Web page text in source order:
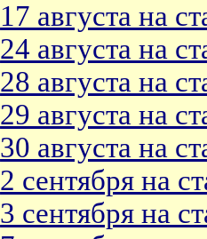
17 августа на
24 августа на
28 августа на
29 августа на
30 августа на
2 сентября на
3 сентября на